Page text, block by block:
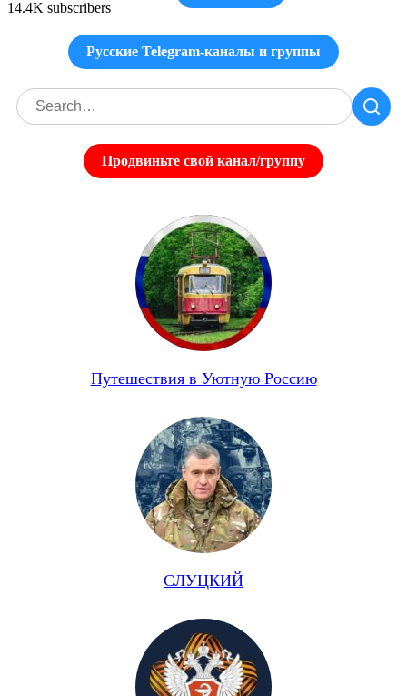
14.4K subscribers
Русские Telegram-каналы и группы
Продвиньте свой канал/группу
Путешествия в Уютную Россию
СЛУЦКИЙ